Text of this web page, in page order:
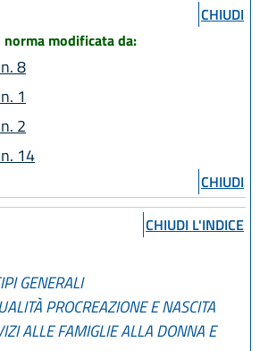
CHIUDI
modificata da:
8
1
2
14
CHIUDI
CHIUDI L'INDICE
GENERALI
PROCREAZIONE E NASCITA
ALLE FAMIGLIE ALLA DONNA E